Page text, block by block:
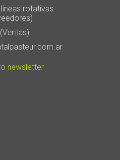
rotativas
newsletter